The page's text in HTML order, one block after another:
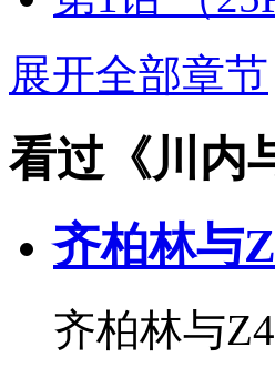
展开全部章节
看过《川内
齐柏林与
齐柏林与